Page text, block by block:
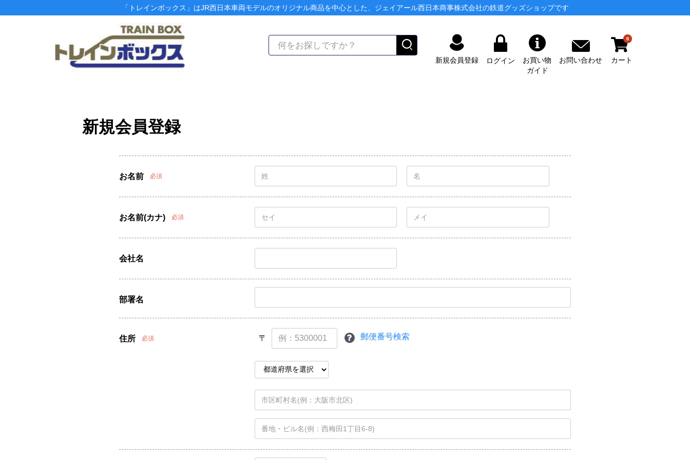
「トレインボックス」はJR西日本車両モデルのオリジナル商品を中心とした、ジェイアール西日本商事株式会社の鉄道グッズショップです
新規会員登録 ログイン
お買い物
ガイド
お問い合わせ
0
カート
新規会員登録
お名前 必須
お名前(カナ) 必須
会社名
部署名
住所 必須 〒 郵便番号検索